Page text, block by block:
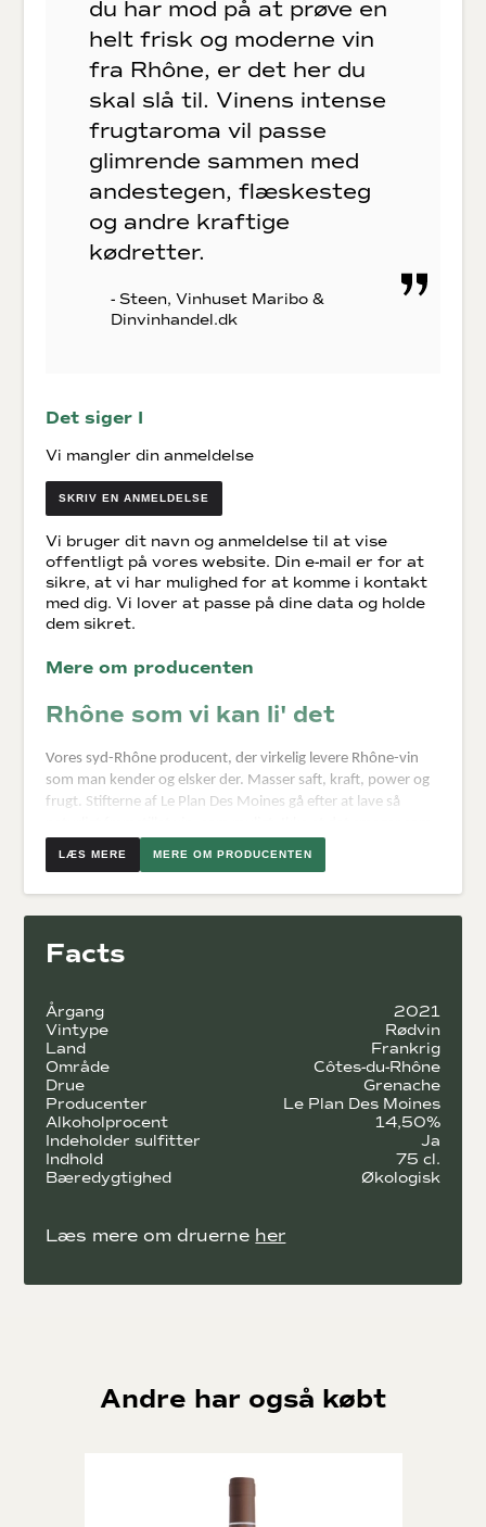
du har mod på at prøve en
helt frisk og moderne vin
fra Rhône, er det her du
skal slå til. Vinens intense
frugtaroma vil passe
glimrende sammen med
andestegen, flæskesteg
og andre kraftige
kødretter.
- Steen, Vinhuset Maribo &
Dinvinhandel.dk
Det siger I
Vi mangler din anmeldelse
SKRIV EN ANMELDELSE
Vi bruger dit navn og anmeldelse til at vise
offentligt på vores website. Din e-mail er for at
sikre, at vi har mulighed for at komme i kontakt
med dig. Vi lover at passe på dine data og holde
dem sikret.
Mere om producenten
Rhône som vi kan li' det
Vores syd-Rhône producent, der virkelig levere Rhône-vin
som man kender og elsker der. Masser saft, kraft, power og
frugt. Stifterne af Le Plan Des Moines gå efter at lave så
vinbranchen, og vil nu prøve kræfter med at lave deres egen
Alle vinene fra Le Plan Des Moines er vinificeret af dem selv,
hvilket betyder kortest mulig transport tid for druerne.
Derved bevarer vinene friskhed.
Le Plan Des Moines er vin til dig der elsker klassisk Rhône vin,
og vi ved der gemmer sig et par stykker af jer derude.
MERE OM PRODUCENTEN
Facts
Årgang
2021
Vintype
Rødvin
Land
Frankrig
Område
Côtes-du-Rhône
Drue
Grenache
Producenter
Le Plan Des Moines
Alkoholprocent
14,50%
Indeholder sulfitter
Ja
Indhold
75 cl.
Bæredygtighed
Økologisk
Læs mere om druerne her
Andre har også købt